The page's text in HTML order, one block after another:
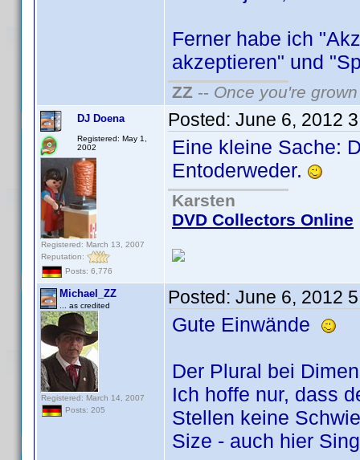
Ferner habe ich
akzeptieren" und
ZZ -- Once you're
DJ Doena
Registered: May 1,
2002
Registered: March 13, 2007
Reputation:
Posts: 6,776
Posted: June 6, 2012
Eine kleine Sache:
Entoderweder.
Karsten
DVD Collectors Online
Michael_ZZ
... as credited
Registered: March 14, 2007
Posts: 205
Posted: June 6, 2012
Gute Einwände
Der Plural bei
Ich hoffe nur, dass
Stellen keine
Size - auch hier